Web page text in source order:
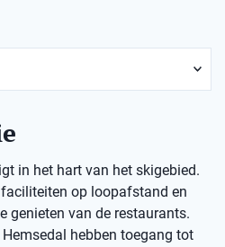
in het hart van het skigebied.
op loopafstand en
genieten van de restaurants.
hebben toegang tot